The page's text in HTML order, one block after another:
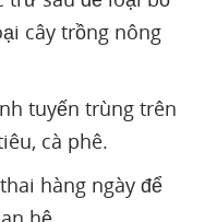
cây trồng nông
tuyến trùng trên
cà phê.
hàng ngày để